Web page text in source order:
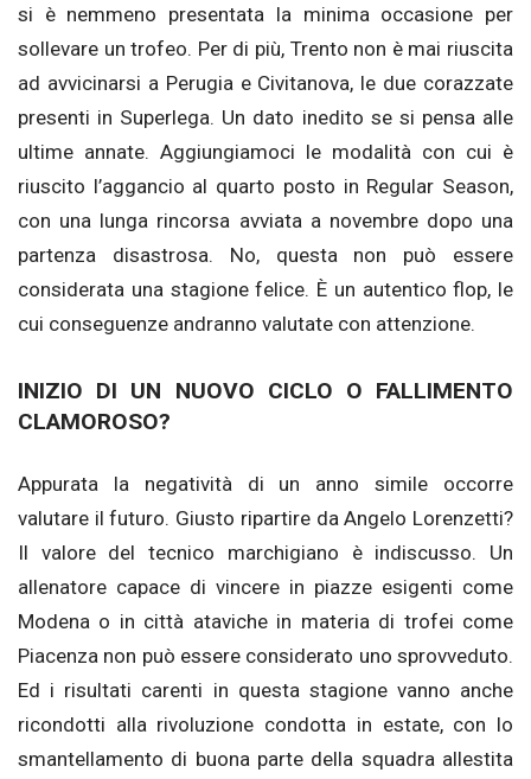
si è nemmeno presentata la minima occasione per
sollevare un trofeo. Per di più, Trento non è mai riuscita
ad avvicinarsi a Perugia e Civitanova, le due corazzate
presenti in Superlega. Un dato inedito se si pensa alle
ultime annate. Aggiungiamoci le modalità con cui è
riuscito l’aggancio al quarto posto in Regular Season,
con una lunga rincorsa avviata a novembre dopo una
partenza disastrosa. No, questa non può essere
considerata una stagione felice. È un autentico flop, le
cui conseguenze andranno valutate con attenzione.
INIZIO DI UN NUOVO CICLO O FALLIMENTO
CLAMOROSO?
Appurata la negatività di un anno simile occorre
valutare il futuro. Giusto ripartire da Angelo Lorenzetti?
Il valore del tecnico marchigiano è indiscusso. Un
allenatore capace di vincere in piazze esigenti come
Modena o in città ataviche in materia di trofei come
Piacenza non può essere considerato uno sprovveduto.
Ed i risultati carenti in questa stagione vanno anche
ricondotti alla rivoluzione condotta in estate, con lo
smantellamento di buona parte della squadra allestita